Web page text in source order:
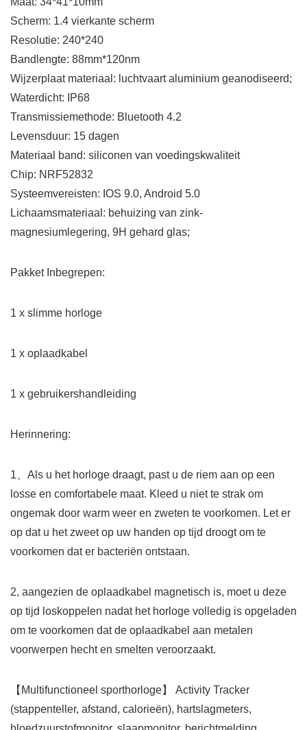
Scherm: 1.4 vierkante scherm
Resolutie: 240*240
Bandlengte: 88mm*120nm
Wijzerplaat materiaal: luchtvaart aluminium geanodiseerd;
Waterdicht: IP68
Transmissiemethode: Bluetooth 4.2
Levensduur: 15 dagen
Materiaal band: siliconen van voedingskwaliteit
Chip: NRF52832
Systeemvereisten: IOS 9.0, Android 5.0
Lichaamsmateriaal: behuizing van zink-
magnesiumlegering, 9H gehard glas;
Pakket Inbegrepen:
1 x slimme horloge
1 x oplaadkabel
1 x gebruikershandleiding
Herinnering:
1、Als u het horloge draagt, past u de riem aan op een
losse en comfortabele maat. Kleed u niet te strak om
ongemak door warm weer en zweten te voorkomen. Let er
op dat u het zweet op uw handen op tijd droogt om te
voorkomen dat er bacteriën ontstaan.
2, aangezien de oplaadkabel magnetisch is, moet u deze
op tijd loskoppelen nadat het horloge volledig is opgeladen
om te voorkomen dat de oplaadkabel aan metalen
voorwerpen hecht en smelten veroorzaakt.
【Multifunctioneel sporthorloge】 Activity Tracker
(stappenteller, afstand, calorieën), hartslagmeters,